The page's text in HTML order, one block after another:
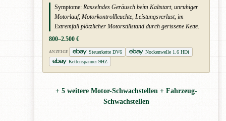
Symptome: Rasselndes Geräusch beim Kaltstart, unruhiger
Motorlauf, Motorkontrollleuchte, Leistungsverlust, im
Extremfall plötzlicher Motorstillstand durch gerissene Kette.
800–2.500 €
ANZEIGE Steuerkette DV6
Nockenwelle 1.6 HDi
Kettenspanner 9HZ
+ 5 weitere Motor-Schwachstellen + Fahrzeug-
Schwachstellen